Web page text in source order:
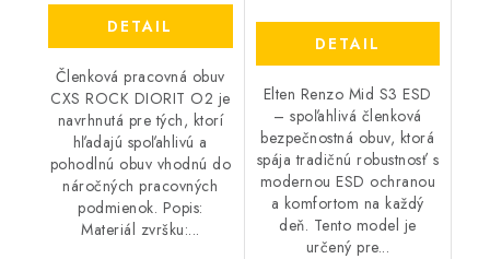
DETAIL
Členková pracovná obuv
CXS ROCK DIORIT O2 je
navrhnutá pre tých, ktorí
hľadajú spoľahlivú a
pohodlnú obuv vhodnú do
náročných pracovných
podmienok. Popis:
Materiál zvršku:...
DETAIL
Elten Renzo Mid S3 ESD
– spoľahlivá členková
bezpečnostná obuv, ktorá
spája tradičnú robustnosť s
modernou ESD ochranou
a komfortom na každý
deň. Tento model je
určený pre...